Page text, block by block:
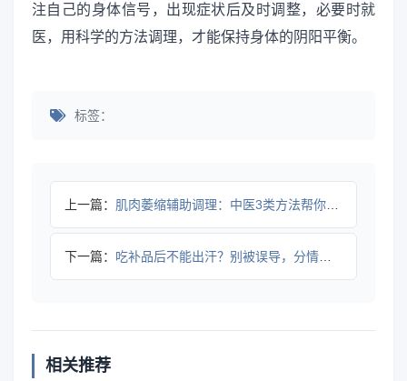
注自己的身体信号，出现症状后及时调整，必要时就
医，用科学的方法调理，才能保持身体的阴阳平衡。
标签：
上一篇： 肌肉萎缩辅助调理：中医3类方法帮你改善状态
下一篇： 吃补品后不能出汗？别被误导，分情况判断！
相关推荐